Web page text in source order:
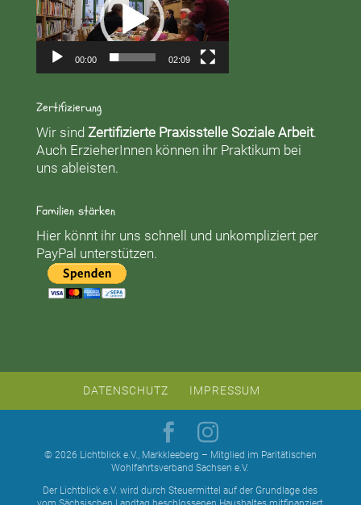
00:00 02:09
Zertifizierung
Wir sind Zertifizierte Praxisstelle Soziale Arbeit.
Auch ErzieherInnen können ihr Praktikum bei
uns ableisten.
Familien stärken
Hier könnt ihr uns schnell und unkompliziert per
PayPal unterstützen.
DATENSCHUTZ IMPRESSUM
© 2026 Lichtblick e.V., Markkleeberg – Mitglied im Paritätischen
Wohlfahrtsverband Sachsen e.V.
Der Lichtblick e.V. wird durch Steuermittel auf der Grundlage des